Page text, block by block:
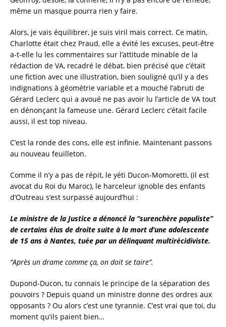
même un masque pourra rien y faire.
Alors, je vais équilibrer, je suis viril mais correct. Ce matin,
Charlotte était chez Praud, elle a évité les excuses, peut-être
a-t-elle lu les commentaires sur l’attitude minable de la
rédaction de VA, recadré le débat, bien précisé que c’était
une fiction avec une illustration, bien souligné qu’il y a des
indignations à géométrie variable et a mouché l’abruti de
Gérard Leclerc qui a avoué ne pas avoir lu l’article de VA tout
en dénonçant la fameuse une. Gérard Leclerc c’était facile
aussi, il est top niveau.
C’est la ronde des cons, elle est infinie. Maintenant passons
au nouveau feuilleton.
Comme il n’y a pas de répit, le yéti Ducon-Momoretti, (il est
avocat du Roi du Maroc), le harceleur ignoble des enfants
d’Outreau s’est surpassé aujourd’hui :
Le ministre de la Justice a dénoncé la “surenchère populiste”
de certains élus de droite suite à la mort d’une adolescente
de 15 ans à Nantes, tuée par un délinquant multirécidiviste.
“Après un drame comme ça, on doit se taire”.
Dupond-Ducon, tu connais le principe de la séparation des
pouvoirs ? Depuis quand un ministre donne des ordres aux
opposants ? Ou alors c’est une tyrannie. C’est vrai que toi, du
moment qu’ils paient bien…